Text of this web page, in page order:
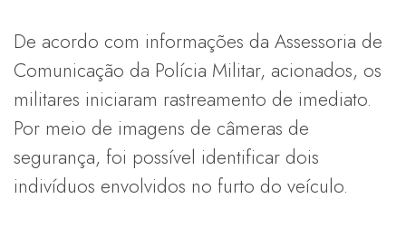
De acordo com informações da Assessoria de
Comunicação da Polícia Militar, acionados, os
militares iniciaram rastreamento de imediato.
Por meio de imagens de câmeras de
segurança, foi possível identificar dois
indivíduos envolvidos no furto do veículo.